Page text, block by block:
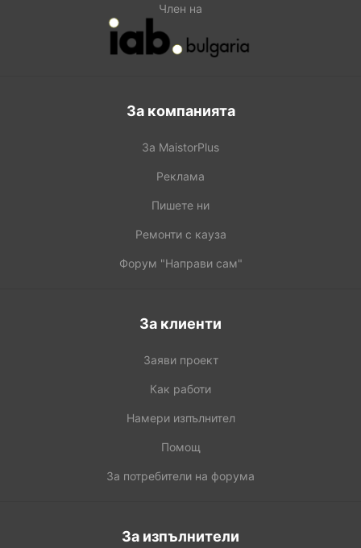
Член на
За компанията
За MaistorPlus
Реклама
Пишете ни
Ремонти с кауза
Форум "Направи сам"
За клиенти
Заяви проект
Как работи
Намери изпълнител
Помощ
За потребители на форума
За изпълнители